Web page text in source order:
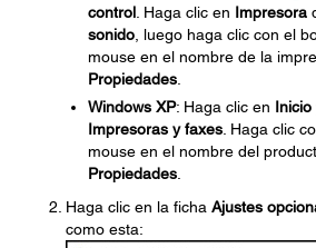
control . Haga clic en Impresora
sonido , luego haga clic con el
mouse en el nombre de la
Propiedades
Windows XP: Haga clic en Inicio
Impresoras y faxes . Haga clic
mouse en el nombre del
Propiedades
Haga clic en la ficha Ajustes
como esta: